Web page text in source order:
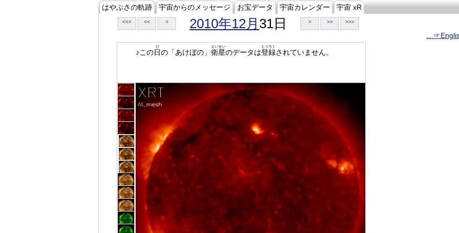
はやぶさの軌跡 宇宙からのメッセージ お宝データ 宇宙カレンダー 宇宙 xR
<<< << < 2010年12月 31日 > >> >>>
♪この日
ひ
の「あけぼの」 衛星
えいせい
のデータは登録
とうろく
されていません。